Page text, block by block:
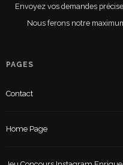
Envoyez vos demandes
Nous ferons notre
PAGES
Contact
Home Page